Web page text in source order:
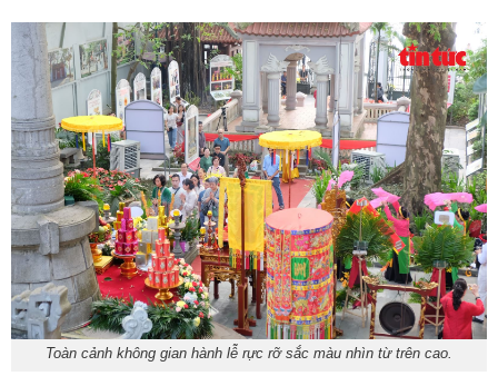
Toàn cảnh không gian hành lễ rực rỡ sắc màu nhìn từ trên cao.